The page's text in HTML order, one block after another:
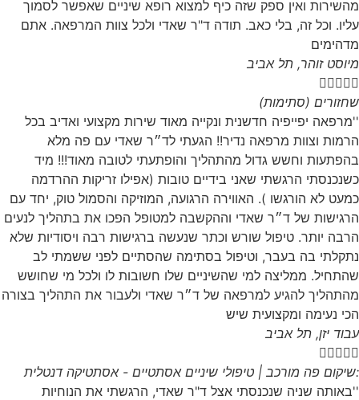
מהשירות ואין ספק שזה כיף למצוא רופא שיניים שאפשר לסמוך
עליו. וכל זה, בלי כאב. תודה ד"ר שאדי ולכל צוות המרפאה. אתם
מדהימים
מיוסט זוהר, תל אביב

שחזורים (סתימות)
''מרפאה יפייפיה חדשנית ונקייה מאוד שירות מקצועי ואדיב בכל
הרמות וצוות מרפאה נדיר!! הגעתי לד״ר שאדי עם פה מלא
בהפתעות וחשש גדול מהתהליך והופתעתי לטובה מאוד!!! מיד
כשנכנסתי הרגשתי שאני בידיים טובות (אפילו זריקות ההרדמה
כמעט לא הורגשו ). האווירה הרגועה, המוזיקה והסמול טוק, יחד עם
הרגישות של ד״ר שאדי וההקשבה למטופל הפכו את בתהליך לנעים
הרבה יותר. טיפול שורש וכתר שנעשה ברגישות רבה ויסודיות שלא
נתקלתי בה בעבר, וטיפול בסתימה שהסתיים לפני ששמתי לב
שהתחיל. ממליצה למי שהשיניים שלו חשובות לו ולכל מי שחושש
מהתהליך להגיע למרפאה של ד״ר שאדי ולעבור את התהליך בצורה
הכי נעימה ומקצועית שיש
עבוד יזן, תל אביב

:שיקום פה מורכב | טיפולי שיניים אסתטיים - אסתטיקה דנטלית
''באותה שניה שנכנסתי אצל ד"ר שאדי, הרגשתי את הנוחיות